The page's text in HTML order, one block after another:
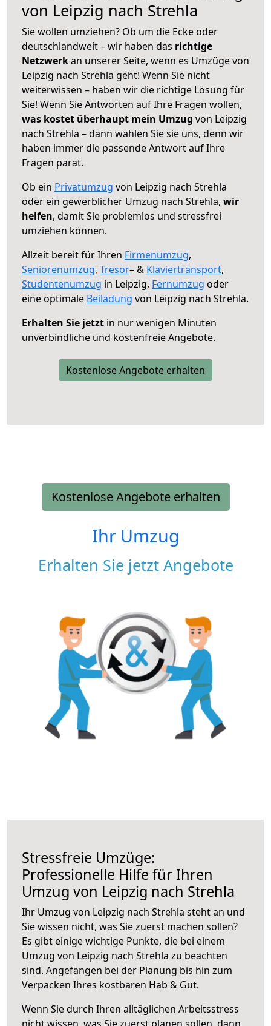
von Leipzig nach Strehla
Sie wollen umziehen? Ob um die Ecke oder
deutschlandweit – wir haben das richtige
Netzwerkan unserer Seite, wenn es Umzüge von
Leipzig nach Strehla geht! Wenn Sie nicht
weiterwissen – haben wir die richtige Lösung für
Sie! Wenn Sie Antworten auf Ihre Fragen wollen,
was kostet überhaupt mein Umzug von Leipzig
nach Strehla – dann wählen Sie sie uns, denn wir
haben immer die passende Antwort auf Ihre
Fragen parat.
Ob ein Privatumzug von Leipzig nach Strehla
oder ein gewerblicher Umzug nach Strehla, wir
helfen, damit Sie problemlos und stressfrei
umziehen können.
Allzeit bereit für Ihren Firmenumzug,
Seniorenumzug, Tresor– & Klaviertransport,
Studentenumzug in Leipzig, Fernumzug oder
eine optimale Beiladung von Leipzig nach Strehla.
Erhalten Sie jetzt in nur wenigen Minuten
unverbindliche und kostenfreie Angebote.
Kostenlose Angebote erhalten
Kostenlose Angebote erhalten
Ihr Umzug
Erhalten Sie jetzt Angebote
Stressfreie Umzüge:
Professionelle Hilfe für Ihren
Umzug von Leipzig nach Strehla
Ihr Umzug von Leipzig nach Strehla steht an und
Sie wissen nicht, was Sie zuerst machen sollen?
Es gibt einige wichtige Punkte, die bei einem
Umzug von Leipzig nach Strehla zu beachten
sind. Angefangen bei der Planung bis hin zum
Verpacken Ihres kostbaren Hab & Gut.
Wenn Sie durch Ihren alltäglichen Arbeitsstress